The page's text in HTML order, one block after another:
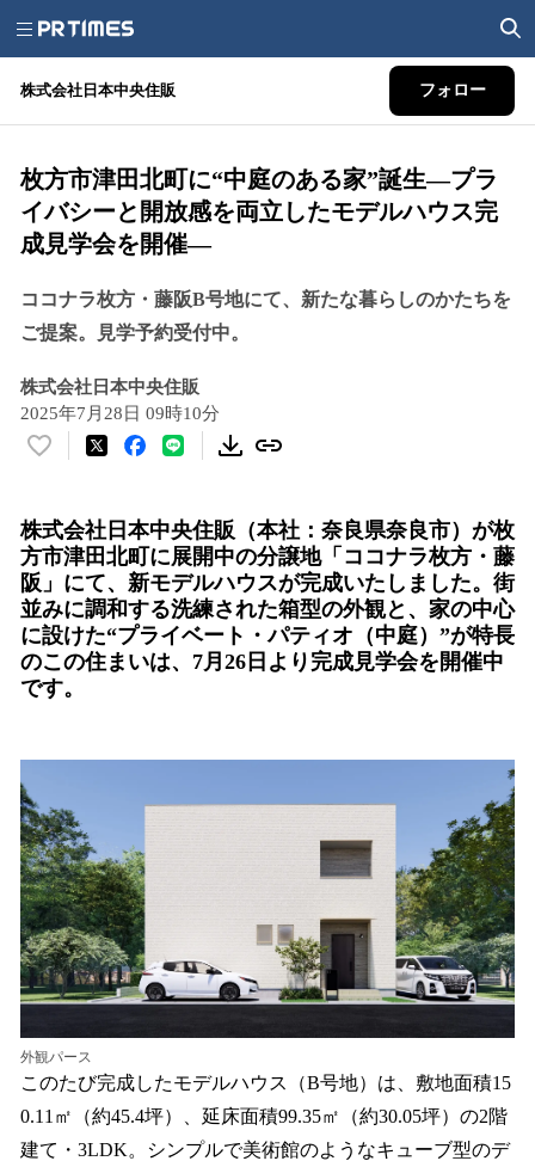
株式会社日本中央住販 フォロー
枚方市津田北町に“中庭のある家”誕生―プラ
イバシーと開放感を両立したモデルハウス完
成見学会を開催―
ココナラ枚方・藤阪B号地にて、新たな暮らしのかたちを
ご提案。見学予約受付中。
株式会社日本中央住販
2025年7月28日 09時10分
い
！
数
を
読
み
込
み
す
株式会社日本中央住販（本社：奈良県奈良市）が枚
方市津田北町に展開中の分譲地「ココナラ枚方・藤
阪」にて、新モデルハウスが完成いたしました。街
並みに調和する洗練された箱型の外観と、家の中心
に設けた“プライベート・パティオ（中庭）”が特長
のこの住まいは、7月26日より完成見学会を開催中
です。
外観パース
このたび完成したモデルハウス（B号地）は、敷地面積15
0.11㎡（約45.4坪）、延床面積99.35㎡（約30.05坪）の2階
建て・3LDK。シンプルで美術館のようなキューブ型のデ